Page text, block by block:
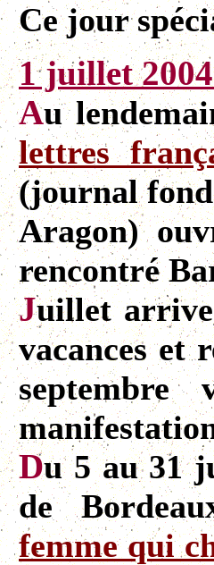
Ce jour
1 juillet
Au
lettres
(journal
Aragon)
rencontré
Juillet
vacances et
septembre
Du 5 au 31
de
femme qui